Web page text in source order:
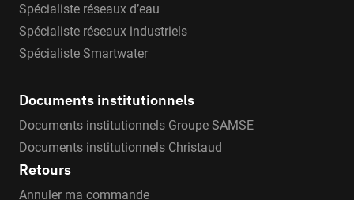
Spécialiste réseaux d’eau
Spécialiste réseaux industriels
Spécialiste Smartwater
Documents institutionnels
Documents institutionnels Groupe SAMSE
Documents institutionnels Christaud
Retours
Annuler ma commande